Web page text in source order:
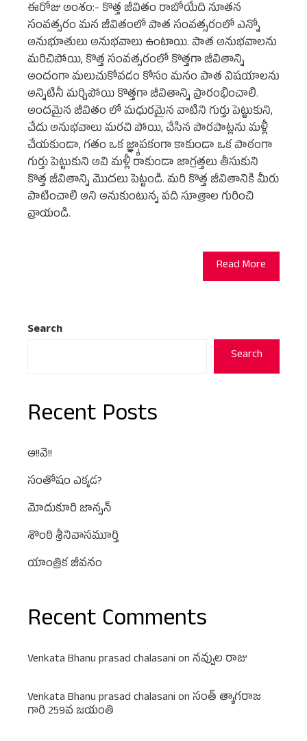
ఈరోజు అంశం:- కొత్త జీవితం రాబోయేది నూతన
సంవత్సరం మన జీవితంలో పాత సంవత్సరంలో ఎన్నో
అనుభూతులు అనుభవాలు ఉంటాయి. పాత అనుభవాలను
మరిచిపోయి, కొత్త సంవత్సరంలో కొత్తగా జీవితాన్ని
అందంగా మలుచుకోవడం కోసం మనం పాత విషయాలను
అన్నిటినీ మర్చిపోయి కొత్తగా జీవితాన్ని ప్రారంభించాలి.
అందమైన జీవితం లో మధురమైన వాటిని గుర్తు పెట్టుకుని,
చేదు అనుభవాలు మరచి పోయి, చేసిన పొరపాట్లను మళ్లీ
చేయకుండా, గతం ఒక జ్ఞ్యాపకంగా కాకుండా ఒక పాఠంగా
గుర్తు పెట్టుకుని అవి మళ్లీ రాకుండా జాగ్రత్తలు తీసుకుని
కొత్త జీవితాన్ని మొదలు పెట్టండి. మరి కొత్త జీవితానికి మీరు
పాటించాలి అని అనుకుంటున్న పది సూత్రాల గురించి
వ్రాయండి.
Read More
Search
Search
Recent Posts
ఆ!!వె!!
సంతోషం ఎక్కడ?
మోదుకూరి జాన్సన్
శొంఠి శ్రీనివాసమూర్తి
యాంత్రిక జీవనం
Recent Comments
Venkata Bhanu prasad chalasani on నవ్వుల రాజు
Venkata Bhanu prasad chalasani on సంత్ త్యాగరాజ
గారి 259వ జయంతి